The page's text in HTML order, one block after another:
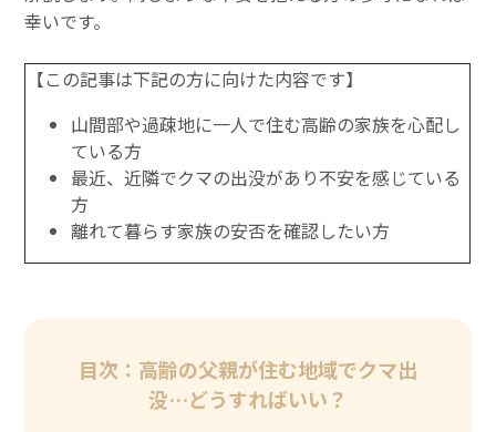
幸いです。
【この記事は下記の方に向けた内容です】
山間部や過疎地に一人で住む高齢の家族を心配し
ている方
最近、近隣でクマの出没があり不安を感じている
方
離れて暮らす家族の安否を確認したい方
目次：高齢の父親が住む地域でクマ出
没…どうすればいい？